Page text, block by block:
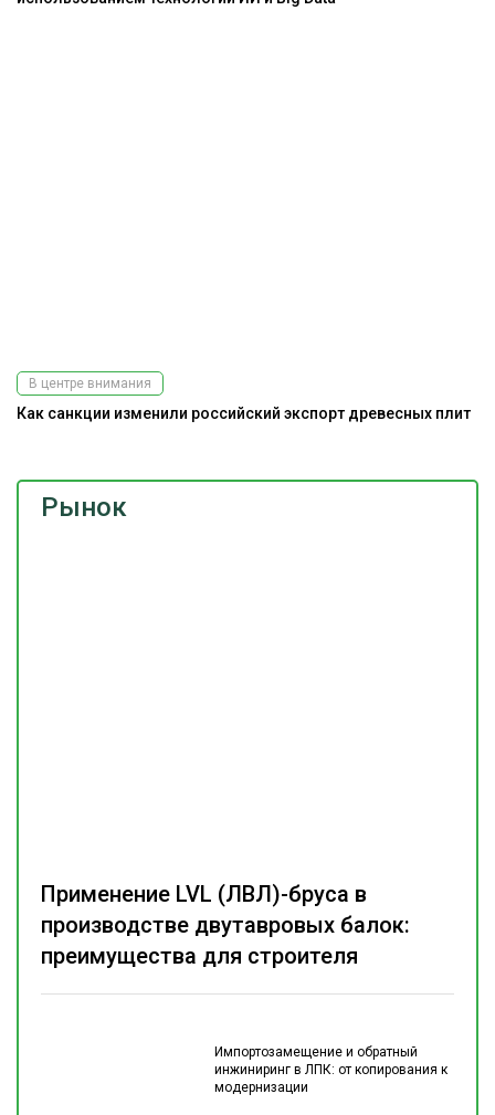
Рынок
Импортозамещение и обратный
инжиниринг в ЛПК: от копирования к
модернизации
Применение LVL (ЛВЛ)-бруса в
производстве двутавровых балок:
преимущества для строителя
В центре внимания
Как санкции изменили российский экспорт древесных плит